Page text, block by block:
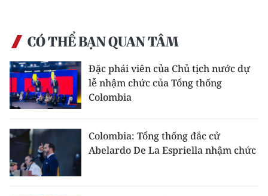
CÓ THỂ BẠN QUAN TÂM
Đặc phái viên của Chủ tịch nước dự
lễ nhậm chức của Tổng thống
Colombia
Colombia: Tổng thống đắc cử
Abelardo De La Espriella nhậm chức